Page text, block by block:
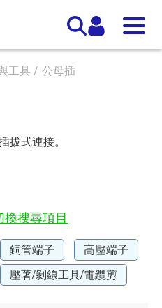
工具 公母插
拔式連接。
搜尋項目
銅管端子
高壓端子
壓著/剝線工具/電纜剪